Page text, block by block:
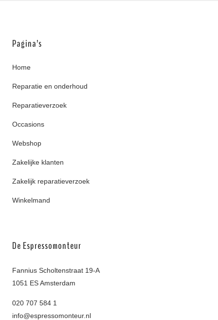
Pagina’s
Home
Reparatie en onderhoud
Reparatieverzoek
Occasions
Webshop
Zakelijke klanten
Zakelijk reparatieverzoek
Winkelmand
De Espressomonteur
Fannius Scholtenstraat 19-A
1051 ES Amsterdam
020 707 584 1
info@espressomonteur.nl